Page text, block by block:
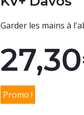
Garder les mains à
Promo !